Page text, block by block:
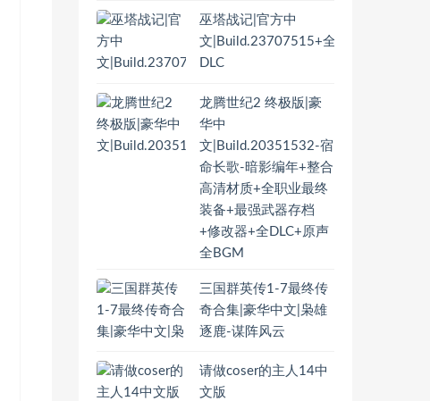
巫塔战记|官方中
文|Build.23707515+全
DLC
龙腾世纪2 终极版|豪
华中
文|Build.20351532-宿
命长歌-暗影编年+整合
高清材质+全职业最终
装备+最强武器存档
+修改器+全DLC+原声
全BGM
三国群英传1-7最终传
奇合集|豪华中文|枭雄
逐鹿-谋阵风云
请做coser的主人14中
文版